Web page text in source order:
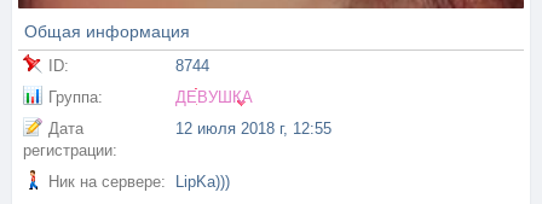
Общая информация
ID:
8744
Группа:
ДЕВУШКА
Дата
регистрации:
12 июля 2018 г, 12:55
Ник на сервере: LipKa)))